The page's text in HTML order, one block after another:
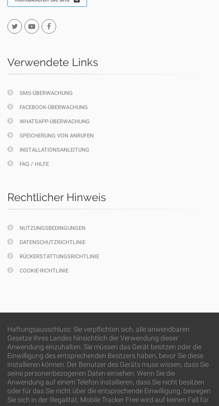
Verwendete Links
SMS-ÜBERWACHUNG
FACEBOOK-ÜBERWACHUNG
WHATSAPP-ÜBERWACHUNG
SPEICHERUNG VON ANRUFEN
INSTALLATIONSANLEITUNG
FAQ / HILFE
Rechtlicher Hinweis
NUTZUNGSBEDINGUNGEN
DATENSCHUTZRICHTLINIE
RÜCKERSTATTUNGSRICHTLINIE
COOKIE-RICHTLINIE
Haftungsausschluss: Sie verpflichten sich, alle anwendbaren
Gesetze Ihres Landes hinsichtlich der Verwendung dieser
Anwendung einzuhalten. Sie müssen das Gerät besitzen oder die
Einwilligung des entsprechenden Besitzers haben, bevor Sie diese
installieren können. Der Benutzer des Geräts muss wissen, dass Sie
seine personenbezogenen Daten einsehen. Wenn Sie die
Anwendung auf einem Telefon installieren, dass Sie nicht besitzen
oder für das Sie nicht über die entsprechende Einwilligung, bewegen
Sie sich in der Illegalität, Mobile Tracker Free wird auf keinen Fall für